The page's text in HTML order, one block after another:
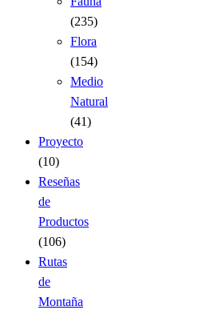
(235)
Flora
(154)
Medio
Natural
(41)
Proyecto
(10)
Reseñas
de
Productos
(106)
Rutas
de
Montaña